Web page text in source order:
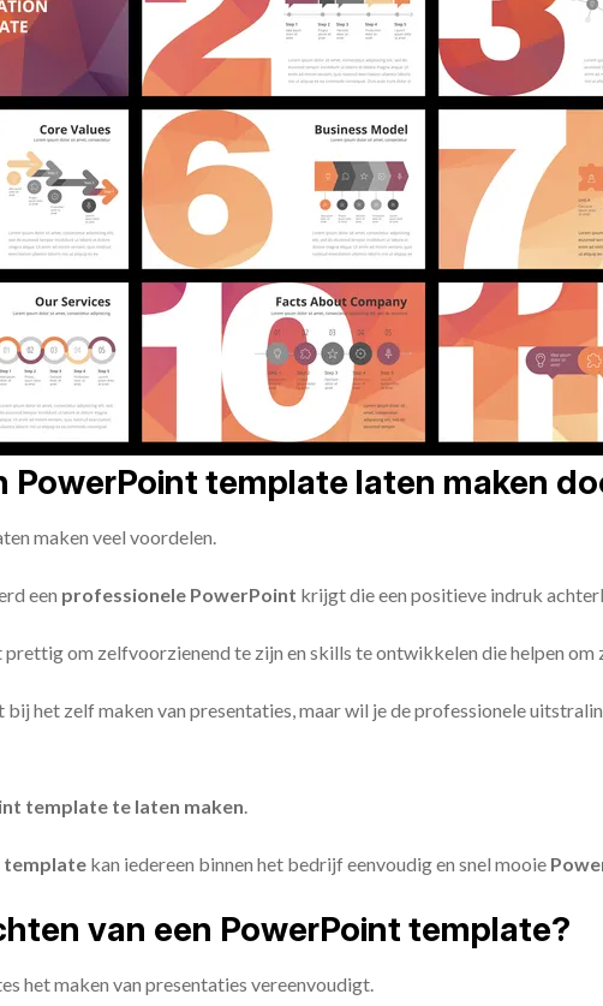
PowerPoint template laten maken
maken veel voordelen.
een professionele PowerPoint krijgt die een positieve indruk
prettig om zelfvoorzienend te zijn en skills te ontwikkelen die helpen om
het zelf maken van presentaties, maar wil je de professionele
template te laten maken.
template kan iedereen binnen het bedrijf eenvoudig en snel mooie
van een PowerPoint template?
het maken van presentaties vereenvoudigt.